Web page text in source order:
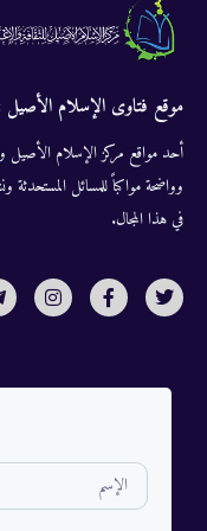
موقع فتاوى الإسلام
أحد مواقع مركز الإسلام الأصيل
وواضحة مواكباً للمسائل
في هذا المجال.